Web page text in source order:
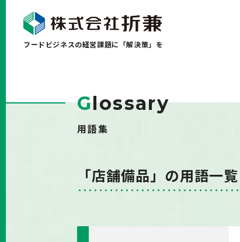
フードビジネスの経営課題に「解決策」を
Glossary
用語集
「店舗備品」の用語一覧